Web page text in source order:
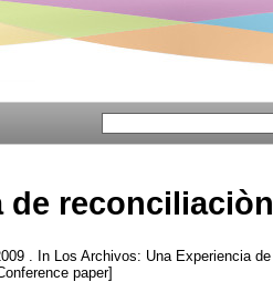
de reconciliaciòn
. In Los Archivos: Una Experiencia de
paper]